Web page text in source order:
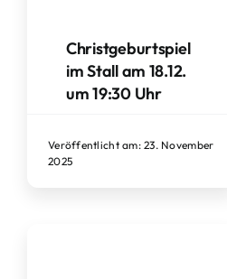
Christgeburtspiel
im Stall am 18.12.
um 19:30 Uhr
Veröffentlicht am: 23. November
2025